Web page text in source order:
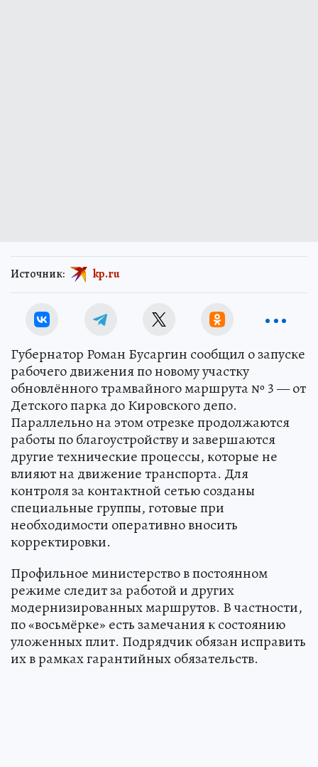
Источник: kp.ru
Губернатор Роман Бусаргин сообщил о запуске
рабочего движения по новому участку
обновлённого трамвайного маршрута № 3 — от
Детского парка до Кировского депо.
Параллельно на этом отрезке продолжаются
работы по благоустройству и завершаются
другие технические процессы, которые не
влияют на движение транспорта. Для
контроля за контактной сетью созданы
специальные группы, готовые при
необходимости оперативно вносить
корректировки.
Профильное министерство в постоянном
режиме следит за работой и других
модернизированных маршрутов. В частности,
по «восьмёрке» есть замечания к состоянию
уложенных плит. Подрядчик обязан исправить
их в рамках гарантийных обязательств.